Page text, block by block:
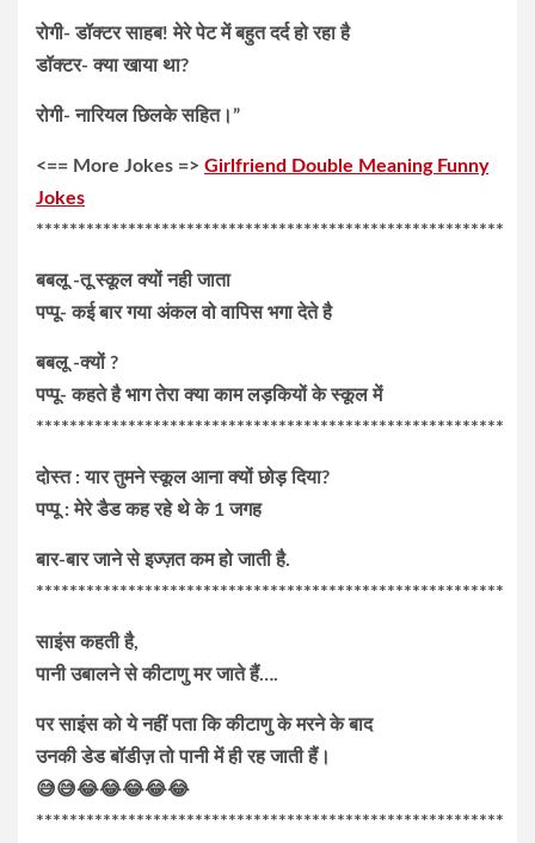
रोगी- डॉक्टर साहब! मेरे पेट में बहुत दर्द हो रहा है
डॉक्टर- क्या खाया था?
रोगी- नारियल छिलके सहित।”
<== More Jokes => Girlfriend Double Meaning Funny
Jokes
********************************************************
बबलू -तू स्कूल क्यों नही जाता
पप्पू- कई बार गया अंकल वो वापिस भगा देते है
बबलू -क्यों ?
पप्पू- कहते है भाग तेरा क्या काम लड़कियों के स्कूल में
********************************************************
दोस्त : यार तुमने स्कूल आना क्यों छोड़ दिया?
पप्पू : मेरे डैड कह रहे थे के 1 जगह
बार-बार जाने से इज्ज़त कम हो जाती है.
********************************************************
साइंस कहती है,
पानी उबालने से कीटाणु मर जाते हैं….
पर साइंस को ये नहीं पता कि कीटाणु के मरने के बाद
उनकी डेड बॉडीज़ तो पानी में ही रह जाती हैं।
😅😅😂😂😂😂😂
********************************************************